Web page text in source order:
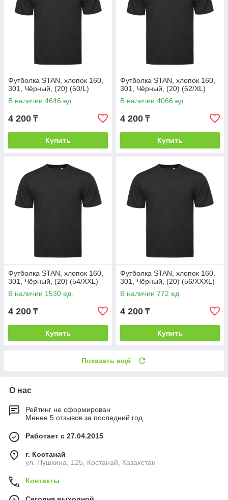
Футболка STAN, хлопок 160,
301, Чёрный, (20) (50/L)
В наличии 4646 ед.
4 200 ₸
Купить
Футболка STAN, хлопок 160,
301, Чёрный, (20) (52/XL)
В наличии 4066 ед.
4 200 ₸
Купить
Футболка STAN, хлопок 160,
301, Чёрный, (20) (54/XXL)
В наличии 1530 ед.
4 200 ₸
Купить
Футболка STAN, хлопок 160,
301, Чёрный, (20) (56/XXXL)
В наличии 772 ед.
4 200 ₸
Купить
Показать ещё
О нас
Рейтинг не сформирован
Менее 5 отзывов за последний год
Работает с 27.04.2015
г. Костанай
ул. Пушкина, 125, Костанай, Казахстан
Контакты